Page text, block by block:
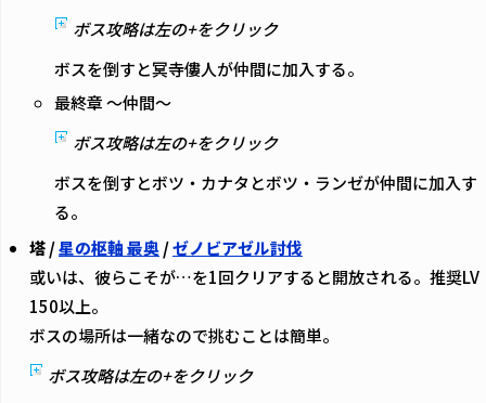
ボス攻略は左の+をクリック
ボスを倒すと冥寺僂人が仲間に加入する。
最終章 ～仲間～
ボス攻略は左の+をクリック
ボスを倒すとボツ・カナタとボツ・ランゼが仲間に加入す
る。
塔 /星の枢軸 最奥/ゼノビアゼル討伐
或いは、彼らこそが…を1回クリアすると開放される。推奨LV
150以上。
ボスの場所は一緒なので挑むことは簡単。
ボス攻略は左の+をクリック